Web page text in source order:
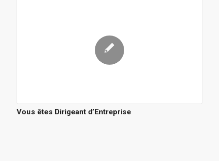
Vous êtes Dirigeant d’Entreprise